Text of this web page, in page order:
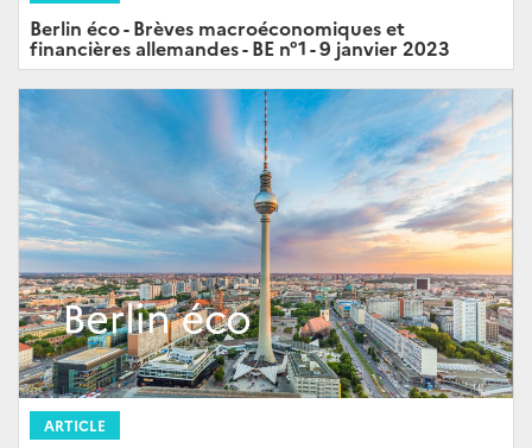
Berlin éco - Brèves macroéconomiques et
financières allemandes - BE n°1 - 9 janvier 2023
ARTICLE